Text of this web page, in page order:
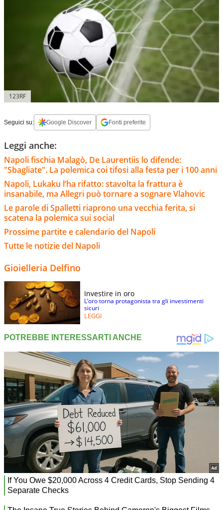
123RF
Seguici su: Google Discover Fonti preferite
Leggi anche:
Napoli fischia Malagò, De Laurentiis lo difende:
"Sbagliate". La polemica coi tifosi alla festa per i 100 anni
Napoli, Lukaku l’ha rifatto: stavolta la frattura è
insanabile, ma Allegri può tornare a sognare Vlahovic
Le parole di Spalletti riaprono una vecchia ferita, si
scatena la polemica sui social
Prossime partite e calendario del Napoli
Tutte le notizie del Napoli
Gioielleria Delfino
Investire in oro
L’oro torna protagonista tra gli investimenti
sicuri
LEGGI